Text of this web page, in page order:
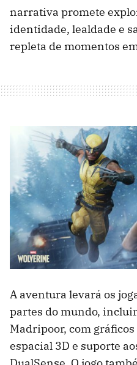
narrativa promete
identidade, lealdade e
repleta de momentos
A aventura levará os
partes do mundo,
Madripoor, com
espacial 3D e suporte